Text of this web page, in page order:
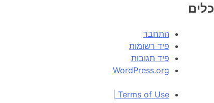
כלים
התחבר
פיד רשומות
פיד תגובות
WordPress.org
Terms of Use